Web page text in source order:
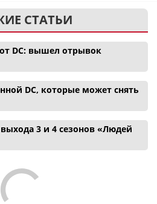
СТАТЬИ
DC: вышел отрывок
DC, которые может снять
3 и 4 сезонов «Людей